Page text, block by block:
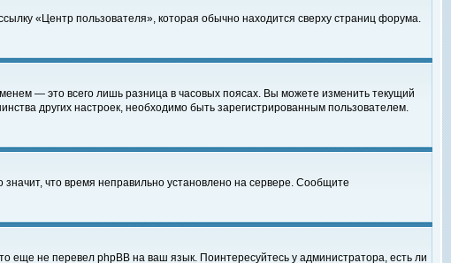
«Центр пользователя», которая обычно находится сверху страниц форума.
— это всего лишь разница в часовых поясах. Вы можете изменить текущий
других настроек, необходимо быть зарегистрированным пользователем.
что время неправильно установлено на сервере. Сообщите
еще не перевел phpBB на ваш язык. Поинтересуйтесь у администратора, есть ли